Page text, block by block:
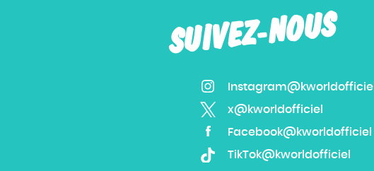
SUIVEZ-NOUS
Instagram@kworldofficiel
x@kworldofficiel
Facebook@kworldofficiel
TikTok@kworldofficiel